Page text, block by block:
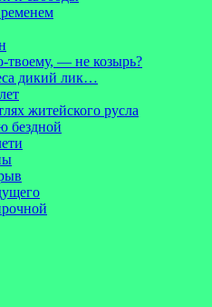
твоему, — не козырь?
дикий лик…
житейского русла
бездной